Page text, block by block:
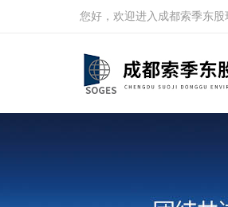
您好，欢迎进入成都索季东股